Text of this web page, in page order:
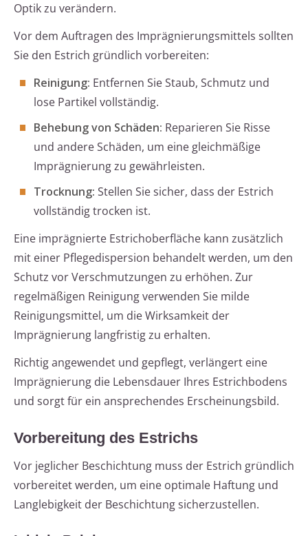
Optik zu verändern.
Vor dem Auftragen des Imprägnierungsmittels sollten
Sie den Estrich gründlich vorbereiten:
Reinigung: Entfernen Sie Staub, Schmutz und
lose Partikel vollständig.
Behebung von Schäden: Reparieren Sie Risse
und andere Schäden, um eine gleichmäßige
Imprägnierung zu gewährleisten.
Trocknung: Stellen Sie sicher, dass der Estrich
vollständig trocken ist.
Eine imprägnierte Estrichoberfläche kann zusätzlich
mit einer Pflegedispersion behandelt werden, um den
Schutz vor Verschmutzungen zu erhöhen. Zur
regelmäßigen Reinigung verwenden Sie milde
Reinigungsmittel, um die Wirksamkeit der
Imprägnierung langfristig zu erhalten.
Richtig angewendet und gepflegt, verlängert eine
Imprägnierung die Lebensdauer Ihres Estrichbodens
und sorgt für ein ansprechendes Erscheinungsbild.
Vorbereitung des Estrichs
Vor jeglicher Beschichtung muss der Estrich gründlich
vorbereitet werden, um eine optimale Haftung und
Langlebigkeit der Beschichtung sicherzustellen.